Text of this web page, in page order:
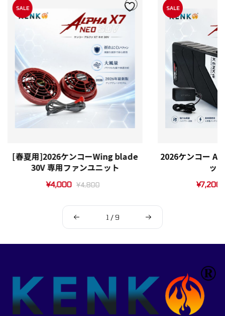
SALE
[春夏用]2026ケンコーWing blade
30V 専用ファンユニット
¥4,000 ¥4,800
SALE
2026ケンコー
ッ
¥7,200
1 /9